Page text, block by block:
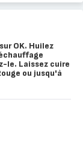
OK. Huilez
le. Laissez cuire
ou jusqu'à